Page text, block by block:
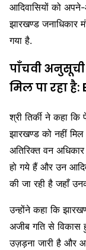
आदिवासियों को
झारखण्ड जनाधिकार
गया है.
पाँचवी
मिल पा रहा
श्री तिर्की ने कहा
झारखण्ड को नहीं
अतिरिक्त वन
हो गये हैं और उन
की जा रही है जहाँ
उन्होंने कहा कि
अजीब गति से विकास
उज़ड़ना जारी है और